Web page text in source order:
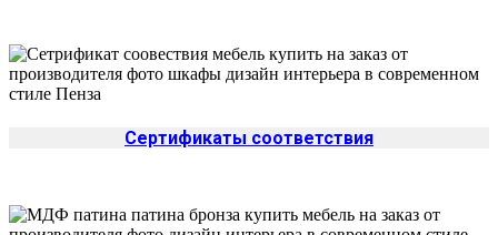
Сертификаты соответствия